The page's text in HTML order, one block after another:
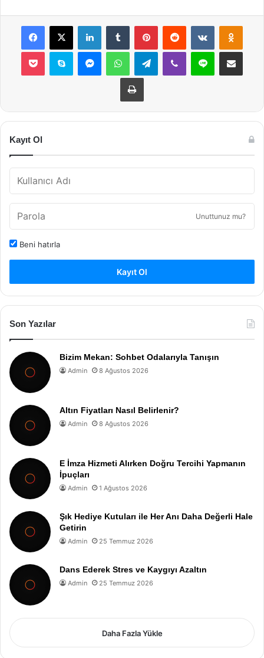
Facebook
X LinkedInTumblr PinterestReddit VKontakte
Pocket Skype MessengerWhatsAppTelegramViber Line E-Posta ile
Yazdır
Kayıt Ol
Unuttunuz mu?
Beni hatırla
Kayıt Ol
Son Yazılar
Bizim Mekan: Sohbet Odalarıyla Tanışın
Admin 8 Ağustos 2026
Altın Fiyatları Nasıl Belirlenir?
Admin 8 Ağustos 2026
E İmza Hizmeti Alırken Doğru Tercihi Yapmanın
İpuçları
Admin 1 Ağustos 2026
Şık Hediye Kutuları ile Her Anı Daha Değerli Hale
Getirin
Admin 25 Temmuz 2026
Dans Ederek Stres ve Kaygıyı Azaltın
Admin 25 Temmuz 2026
Daha Fazla Yükle